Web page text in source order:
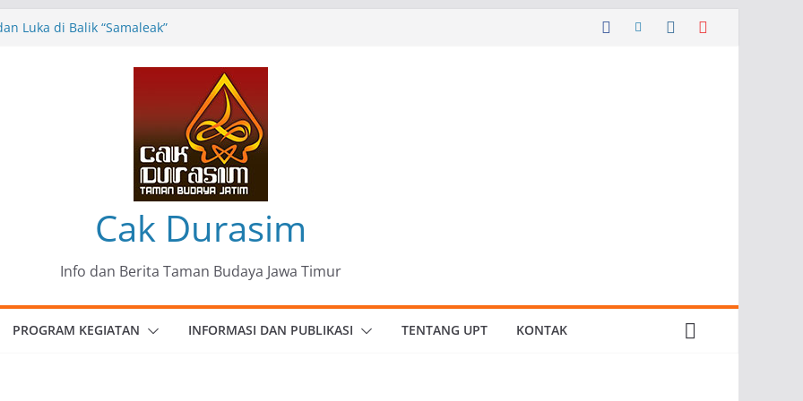
Luka di Balik “Samaleak”
Ungkapan Kritis Tentang Derita
Patria Seni Rupa Kota Blitar :
Menjadi Mantra Perlawanan
Cak Durasim
Info dan Berita Taman Budaya Jawa Timur
PROGRAM KEGIATAN INFORMASI DAN PUBLIKASI TENTANG UPT KONTAK